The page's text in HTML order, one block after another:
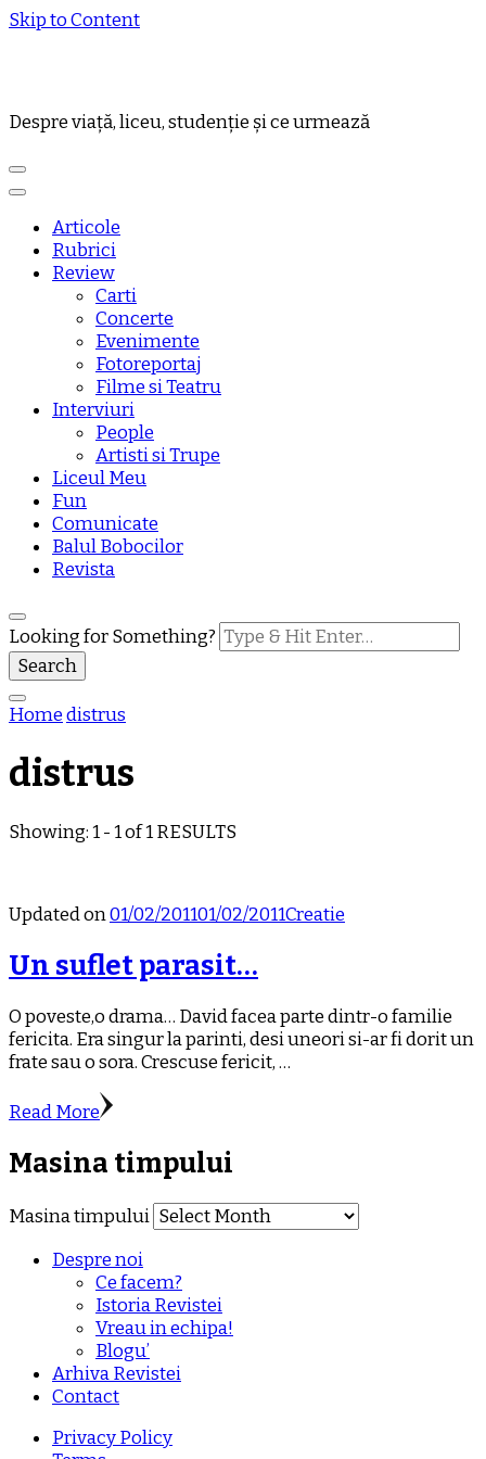
Skip to Content
Despre viață, liceu, studenție și ce urmează
Articole
Rubrici
Review
Carti
Concerte
Evenimente
Fotoreportaj
Filme si Teatru
Interviuri
People
Artisti si Trupe
Liceul Meu
Fun
Comunicate
Balul Bobocilor
Revista
Looking for Something?
Homedistrus
distrus
Showing: 1 - 1 of 1 RESULTS
Updated on01/02/201101/02/2011Creatie
Un suflet parasit…
O poveste,o drama… David facea parte dintr-o familie
fericita. Era singur la parinti, desi uneori si-ar fi dorit un
frate sau o sora. Crescuse fericit, …
Read More
Masina timpului
Masina timpului
Despre noi
Ce facem?
Istoria Revistei
Vreau in echipa!
Blogu’
Arhiva Revistei
Contact
Privacy Policy